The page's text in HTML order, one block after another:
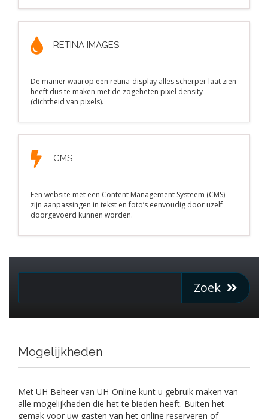
RETINA IMAGES
De manier waarop een retina-display alles scherper laat zien
heeft dus te maken met de zogeheten pixel density
(dichtheid van pixels).
CMS
Een website met een Content Management Systeem (CMS)
zijn aanpassingen in tekst en foto’s eenvoudig door uzelf
doorgevoerd kunnen worden.
Zoek
Mogelijkheden
Met UH Beheer van UH-Online kunt u gebruik maken van
alle mogelijkheden die het te bieden heeft. Buiten het
gemak voor uw gasten van het online reserveren of